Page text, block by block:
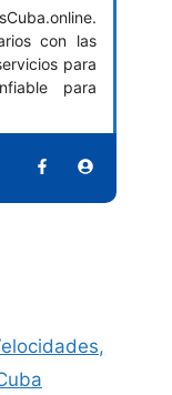
con las
para
para